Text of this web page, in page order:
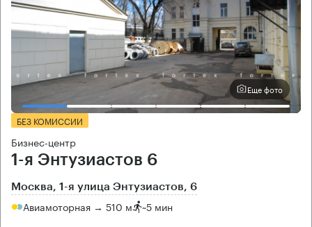
Еще фото
БЕЗ КОМИССИИ
Бизнес-центр
1-я Энтузиастов 6
Москва, 1-я улица Энтузиастов, 6
Авиамоторная → 510 м ~5 мин